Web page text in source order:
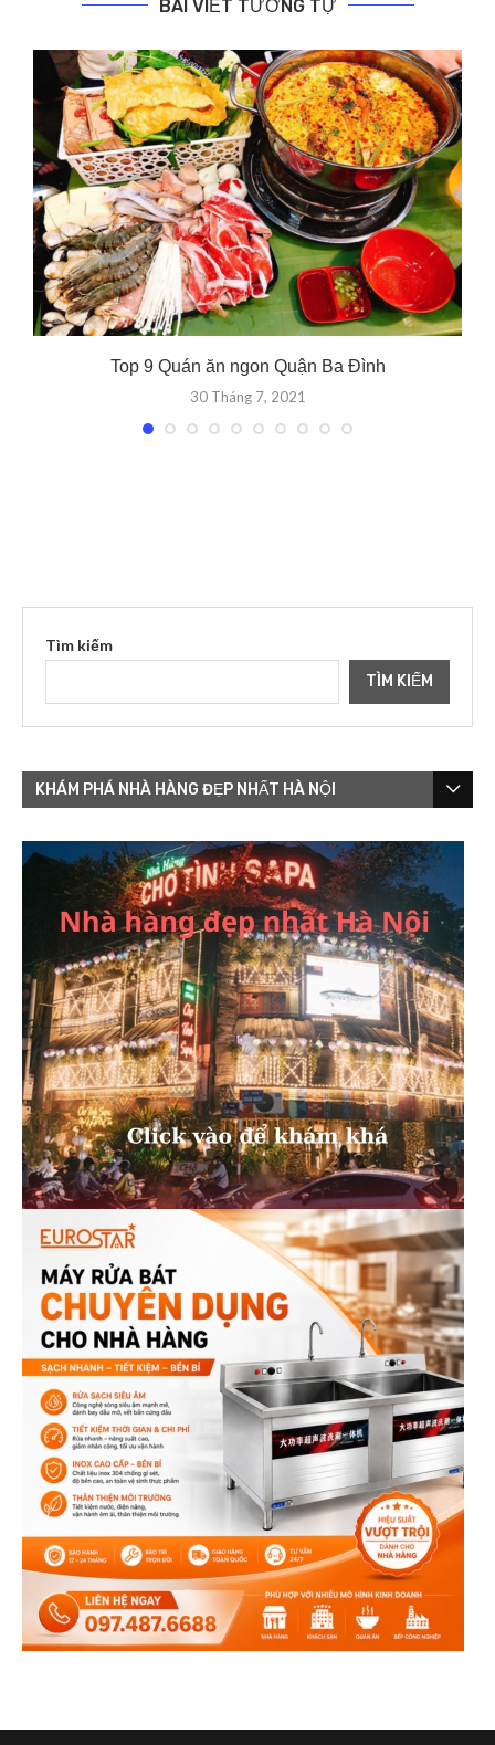
BÀI VIẾT TƯƠNG TỰ
Top 9 Quán ăn ngon Quận Ba Đình
30 Tháng 7, 2021
Tìm kiếm
TÌM KIẾM
KHÁM PHÁ NHÀ HÀNG ĐẸP NHẤT HÀ NỘI